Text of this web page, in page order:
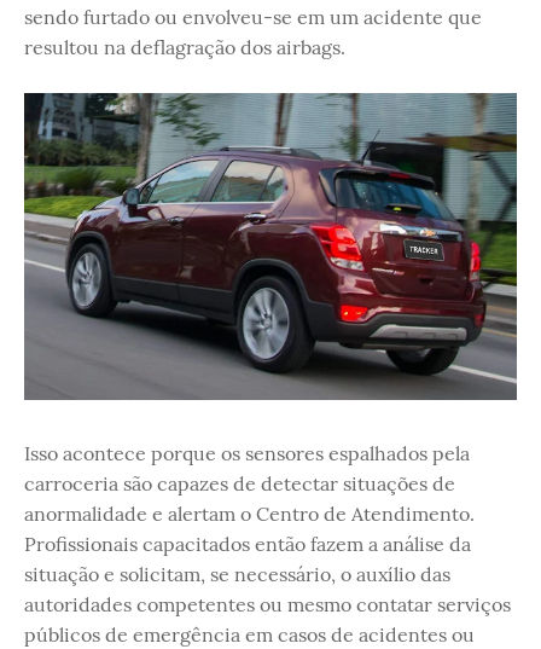
sendo furtado ou envolveu-se em um acidente que
resultou na deflagração dos airbags.
Isso acontece porque os sensores espalhados pela
carroceria são capazes de detectar situações de
anormalidade e alertam o Centro de Atendimento.
Profissionais capacitados então fazem a análise da
situação e solicitam, se necessário, o auxílio das
autoridades competentes ou mesmo contatar serviços
públicos de emergência em casos de acidentes ou